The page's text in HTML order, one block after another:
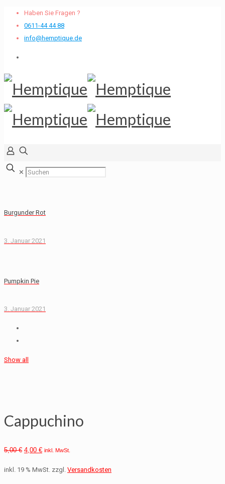
Haben Sie Fragen ?
0611-44 44 88
info@hemptique.de
✕
Burgunder Rot
3. Januar 2021
Pumpkin Pie
3. Januar 2021
Show all
Cappuchino
5,00€ 4,00 € inkl. MwSt.
inkl. 19 % MwSt. zzgl. Versandkosten